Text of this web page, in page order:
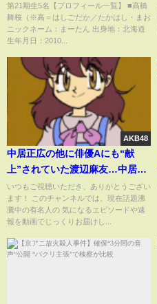
第21期生5名【プロフィール一覧】 ■高橋
舞桜（※高＝はしごだか／たかはし・まお
ニックネーム：まーたん 出身地：北海道
生年月日：2010...
AKB48
中居正広の他に俳優Aにも“献
上”されていた渡辺麻友…中居と
の番組MCドタキャン騒動の裏に
あった出来事がヤバすぎ！
いつもご視聴いただき、ありがとうござい
ます！ このチャンネルでは、現在話題沸
騰中の有名人の 気になるエピソードや速
報を動画でじっくりお届けし...